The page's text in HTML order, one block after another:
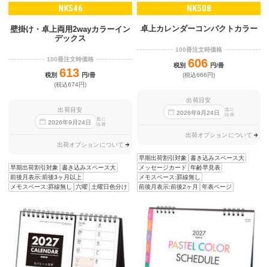
NK546
壁掛け・卓上両用2wayカラーイン
デックス
100冊注文時価格
税別 613 円/冊
(税込674円)
出荷目安
2026年9 月24日
迄に
出荷
出荷オプションについて
早期出荷割引対象
書き込みスペース大
前後月表示:前後3ヶ月以上
メモスペース:罫線無し
六曜 土曜日色分け
NK508
卓上カレンダーコンパクトカラー
100冊注文時価格
税別 606 円/冊
(税込666円)
出荷目安
2026年9 月24日
迄に
出荷
出荷オプションについて
早期出荷割引対象
書き込みスペース大
メッセージカード
年齢早見表
メモスペース:罫線無し
前後月表示:前後2ヶ月
年表ページ